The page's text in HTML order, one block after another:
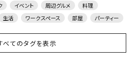
イベント 周辺グルメ
料理
生活 ワークスペース 部屋 パーティー
べてのタグを表示